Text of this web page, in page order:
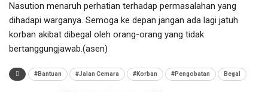
Nasution menaruh perhatian terhadap permasalahan yang
dihadapi warganya. Semoga ke depan jangan ada lagi jatuh
korban akibat dibegal oleh orang-orang yang tidak
bertanggungjawab.(asen)
#Bantuan #Jalan Cemara #Korban #Pengobatan Begal